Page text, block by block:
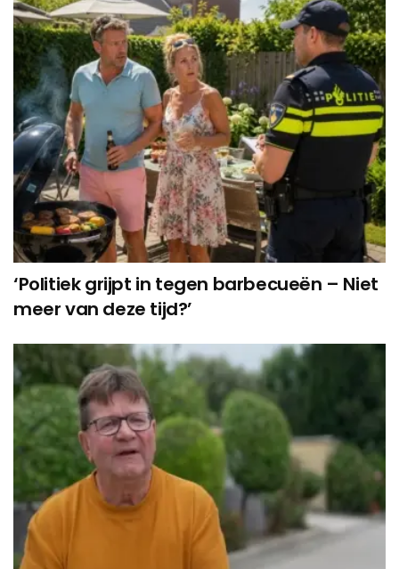
‘Politiek grijpt in tegen barbecueën – Niet
meer van deze tijd?’